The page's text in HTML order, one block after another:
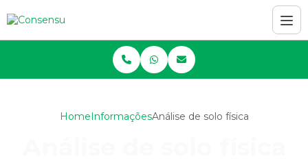
HomeInformaçõesAnálise de solo física